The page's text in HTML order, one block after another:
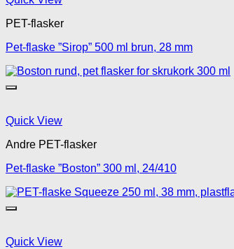
PET-flasker
Pet-flaske ”Sirop” 500 ml brun, 28 mm
Quick View
Andre PET-flasker
Pet-flaske ”Boston” 300 ml, 24/410
Quick View